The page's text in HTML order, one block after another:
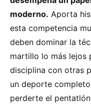
moderno. Aporta
esta competencia
deben dominar la
martillo lo más lejos
disciplina con otras
un deporte
perderte el